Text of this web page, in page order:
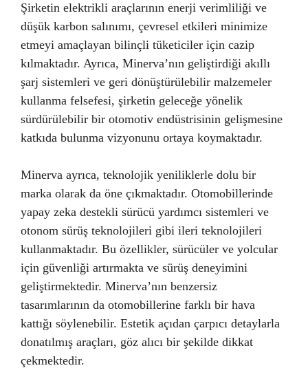
Şirketin elektrikli araçlarının enerji verimliliği ve
düşük karbon salınımı, çevresel etkileri minimize
etmeyi amaçlayan bilinçli tüketiciler için cazip
kılmaktadır. Ayrıca, Minerva’nın geliştirdiği akıllı
şarj sistemleri ve geri dönüştürülebilir malzemeler
kullanma felsefesi, şirketin geleceğe yönelik
sürdürülebilir bir otomotiv endüstrisinin gelişmesine
katkıda bulunma vizyonunu ortaya koymaktadır.
Minerva ayrıca, teknolojik yeniliklerle dolu bir
marka olarak da öne çıkmaktadır. Otomobillerinde
yapay zeka destekli sürücü yardımcı sistemleri ve
otonom sürüş teknolojileri gibi ileri teknolojileri
kullanmaktadır. Bu özellikler, sürücüler ve yolcular
için güvenliği artırmakta ve sürüş deneyimini
geliştirmektedir. Minerva’nın benzersiz
tasarımlarının da otomobillerine farklı bir hava
kattığı söylenebilir. Estetik açıdan çarpıcı detaylarla
donatılmış araçları, göz alıcı bir şekilde dikkat
çekmektedir.